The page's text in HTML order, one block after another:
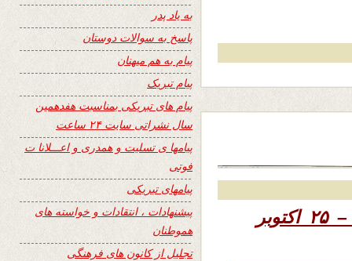
۱۳۹۶ – ۲۵ اکتوبر
به یاد پدر
پاسخ به سوالات دوستان
پیام به هم میهنان
پیام تبریک
پیام های تبریکی بمناسبت هفدهمین
سال نشراتی سایت ۲۴ ساعت
پیامها ی تسلیت و همدری و اعـــلانا ت
فوتی
پیامهای تبریکی
پیشنهادات ، انتقادات و خواسته های
هموطنان
تجلیل از کانون های فرهنگی